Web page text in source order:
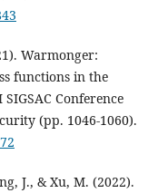
Warmonger:
functions in the
Conference
(pp. 1046-1060).
J., & Xu, M. (2022).